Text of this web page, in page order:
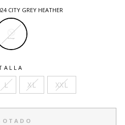
CITY GREY HEATHER
L XL XXL